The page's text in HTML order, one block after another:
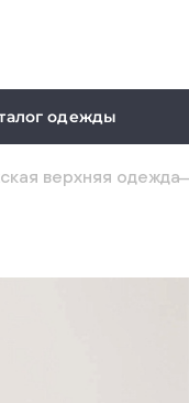
одежды
верхняя одежда